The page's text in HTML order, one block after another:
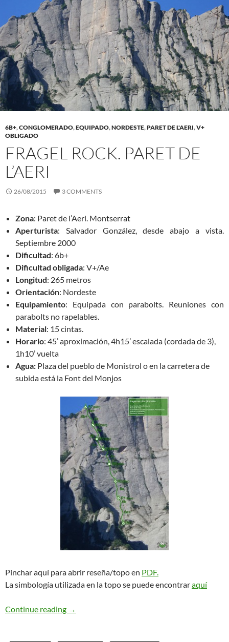
6B+,CONGLOMERADO,EQUIPADO,NORDESTE,PARET DE L'AERI,V+
OBLIGADO
FRAGEL ROCK. PARET DE
L’AERI
26/08/2015 3 COMMENTS
Zona: Paret de l’Aeri. Montserrat
Aperturista: Salvador González, desde abajo a vista.
Septiembre 2000
Dificultad: 6b+
Dificultad obligada: V+/Ae
Longitud: 265 metros
Orientación: Nordeste
Equipamiento: Equipada con parabolts. Reuniones con
parabolts no rapelables.
Material: 15 cintas.
Horario: 45’ aproximación, 4h15’ escalada (cordada de 3),
1h10’ vuelta
Agua: Plaza del pueblo de Monistrol o en la carretera de
subida está la Font del Monjos
Pinchar aquí para abrir reseña/topo en PDF.
La simbología utilizada en la topo se puede encontraraquí
Continue reading Fragel Rock. Paret de l’Aeri
→